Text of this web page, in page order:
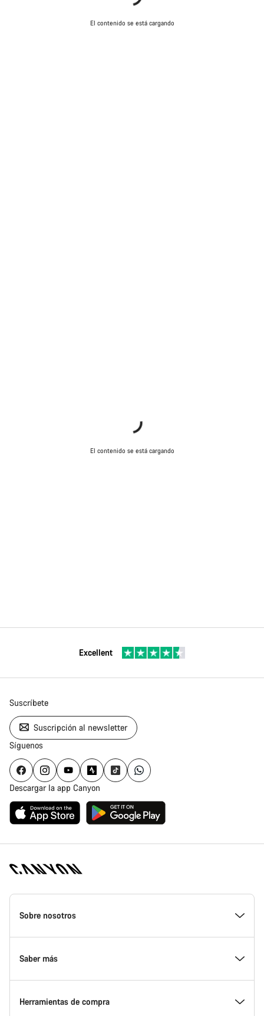
El contenido se está cargando
El contenido se está cargando
Excellent
Suscríbete
Suscripción al newsletter
Síguenos
Descargar la app Canyon
Canyon
Homepage
Sobre nosotros
Conoce Canyon
Innovación en Canyon
Saber más
Eventos
Herramientas de compra